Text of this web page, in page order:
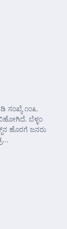
ಸಂಖ್ಯೆ ೧೦೩.
ಬೆಳ್ಳಂ
ಹೊರಗೆ ಜನರು